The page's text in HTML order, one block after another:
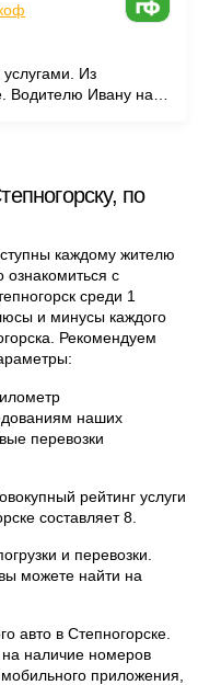
Из
Водителю Ивану на
по
каждому жителю
ознакомиться с
среди 1
и минусы каждого
Рекомендуем
наших
перевозки
рейтинг услуги
составляет 8.
и перевозки.
можете найти на
авто в Степногорске.
наличие номеров
приложения,